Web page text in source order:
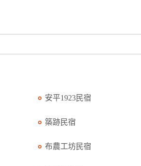
安平1923民宿
築跡民宿
布農工坊民宿